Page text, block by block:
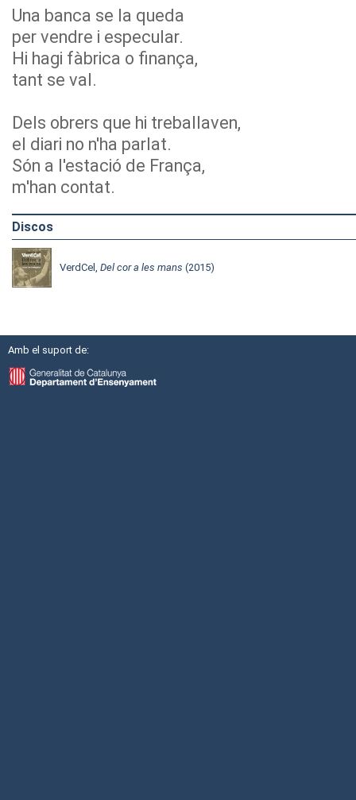
Una banca se la queda
per vendre i especular.
Hi hagi fàbrica o finança,
tant se val.
Dels obrers que hi treballaven,
el diari no n'ha parlat.
Són a l'estació de França,
m'han contat.
Discos
VerdCel, Del cor a les mans (2015)
Amb el suport de: